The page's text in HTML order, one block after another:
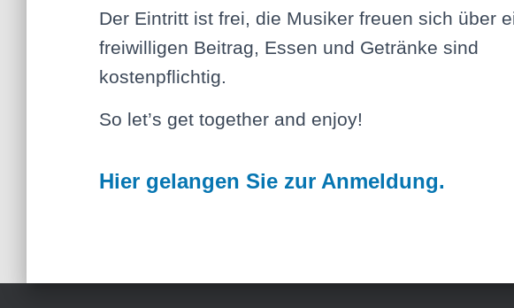
Der Eintritt ist frei, die Musiker freuen sich über
freiwilligen Beitrag, Essen und Getränke sind
kostenpflichtig.
So let’s get together and enjoy!
Hier gelangen Sie zur Anmeldung.